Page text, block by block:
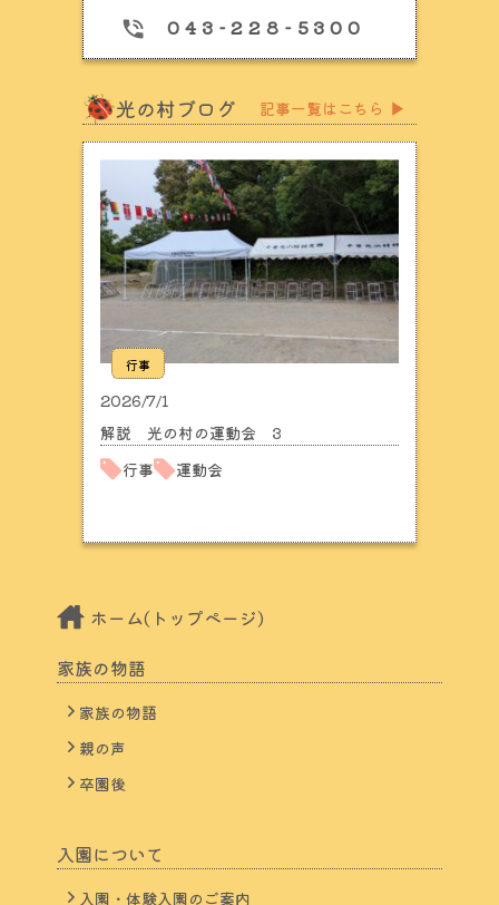
ホーム(トップページ)
家族の物語
家族の物語
親の声
卒園後
入園について
入園・体験入園のご案内
043-228-5300
光の村ブログ 記事一覧はこちら ▶
行事
2026/7/1
解説 光の村の運動会 3
行事
運動会